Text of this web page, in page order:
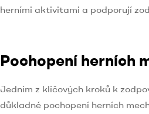
herními aktivitami a podporují
Pochopení herních
Jedním z klíčových kroků k
důkladné pochopení herních